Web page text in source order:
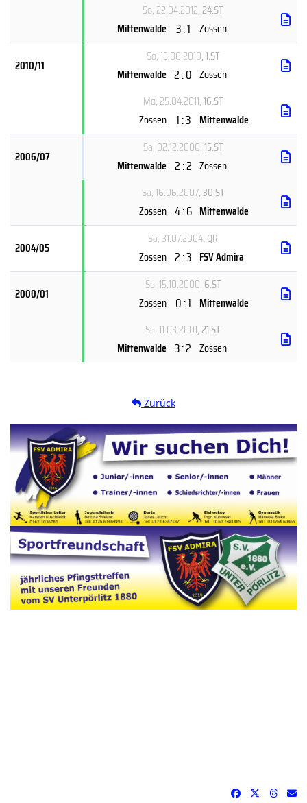
So, 22.04.2012, 24.ST
Mittenwalde 3 : 1 Zossen
2010/11
So, 15.08.2010, 1.ST
Mittenwalde 2 : 0 Zossen
Mo, 25.04.2011, 16.ST
Zossen 1 : 3 Mittenwalde
2006/07
Sa, 02.12.2006, 15.ST
Mittenwalde 2 : 2 Zossen
Sa, 16.06.2007, 30.ST
Zossen 4 : 6 Mittenwalde
2004/05
Sa, 31.07.2004, QR
Zossen 2 : 3 FSV Admira
2000/01
So, 15.10.2000, 6.ST
Zossen 0 : 1 Mittenwalde
So, 11.03.2001, 21.ST
Mittenwalde 3 : 2 Zossen
Zurück